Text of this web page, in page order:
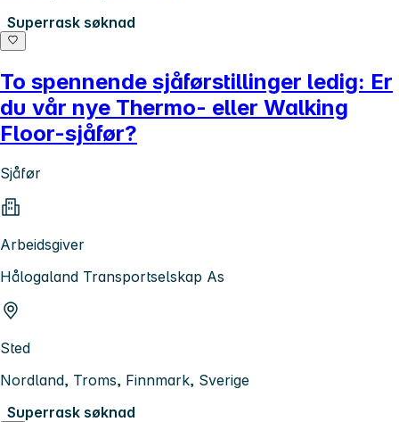
Superrask søknad
To spennende sjåførstillinger ledig: Er
du vår nye Thermo- eller Walking
Floor-sjåfør?
Sjåfør
Arbeidsgiver
Hålogaland Transportselskap As
Sted
Nordland, Troms, Finnmark, Sverige
Superrask søknad